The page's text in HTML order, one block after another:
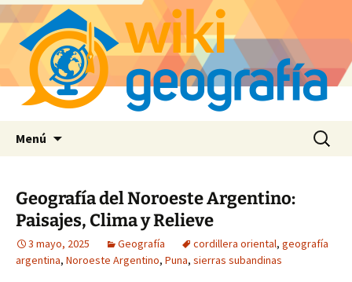
Menú Buscar:
Geografía del Noroeste Argentino:
Paisajes, Clima y Relieve
3 mayo, 2025 Geografía cordillera oriental, geografía
argentina, Noroeste Argentino, Puna, sierras subandinas